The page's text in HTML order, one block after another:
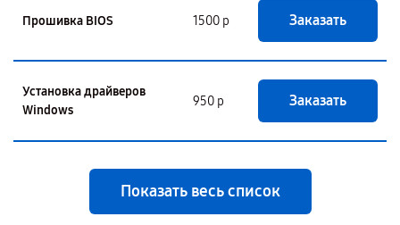
Прошивка BIOS 1500 р Заказать
Установка драйверов
Windows
950 р Заказать
Показать весь список